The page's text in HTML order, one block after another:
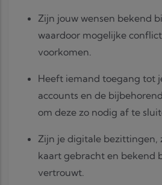
Zijn jouw wensen bekend
waardoor mogelijke
voorkomen.
Heeft iemand toegang tot
accounts en de
om deze zo nodig af te
Zijn je digitale bezittingen,
kaart gebracht en bekend
vertrouwt.